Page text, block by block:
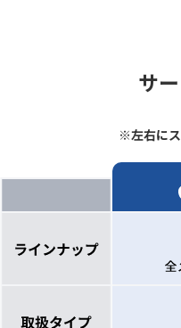
サ
※左右に